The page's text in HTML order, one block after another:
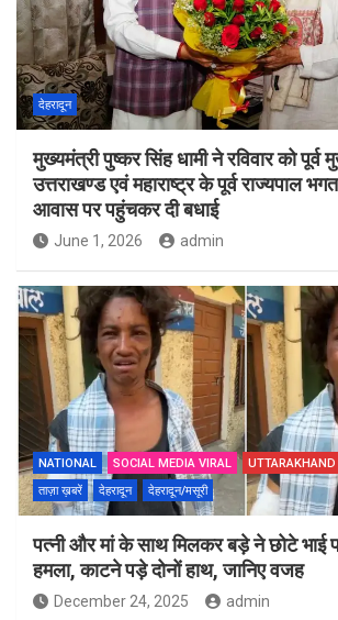
देहरादून
मुख्यमंत्री पुष्कर सिंह धामी ने रविवार को पूर्व
उत्तराखण्ड एवं महाराष्ट्र के पूर्व राज्यपाल
आवास पर पहुंचकर दी बधाई
June 1, 2026 admin
NATIONAL SOCIAL MEDIA VIRAL UTTARAKHAND
ताज़ा ख़बरें
देहरादून देहरादून/मसूरी
पत्नी और मां के साथ मिलकर बड़े ने छोटे भाई
हमला, काटने पड़े दोनों हाथ, जानिए वजह
December 24, 2025 admin